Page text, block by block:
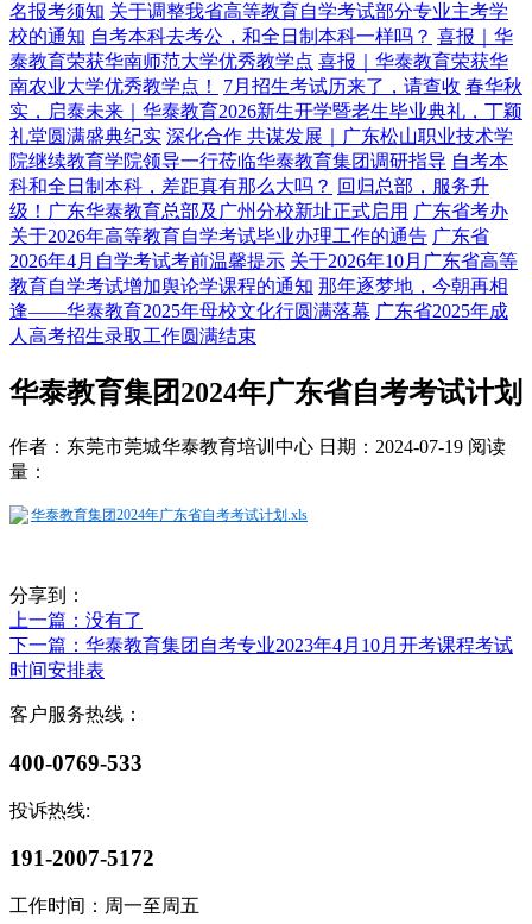
名报考须知 关于调整我省高等教育自学考试部分专业主考学
校的通知 自考本科去考公，和全日制本科一样吗？ 喜报｜华
泰教育荣获华南师范大学优秀教学点 喜报｜华泰教育荣获华
南农业大学优秀教学点！
7月招生考试历来了，请查收 春华秋
实，启泰未来｜华泰教育2026新生开学暨老生毕业典礼，丁颖
礼堂圆满盛典纪实 深化合作 共谋发展｜广东松山职业技术学
院继续教育学院领导一行莅临华泰教育集团调研指导 自考本
科和全日制本科，差距真有那么大吗？ 回归总部，服务升
级！广东华泰教育总部及广州分校新址正式启用 广东省考办
关于2026年高等教育自学考试毕业办理工作的通告 广东省
2026年4月自学考试考前温馨提示 关于2026年10月广东省高等
教育自学考试增加舆论学课程的通知 那年逐梦地，今朝再相
逢——华泰教育2025年母校文化行圆满落幕 广东省2025年成
人高考招生录取工作圆满结束
华泰教育集团2024年广东省自考考试计划
作者：东莞市莞城华泰教育培训中心 日期：2024-07-19 阅读
量：
华泰教育集团2024年广东省自考考试计划.xls
分享到：
上一篇 ：没有了
下一篇 ：华泰教育集团自考专业2023年4月10月开考课程考试
时间安排表
客户服务热线：
400-0769-533
投诉热线:
191-2007-5172
工作时间：周一至周五